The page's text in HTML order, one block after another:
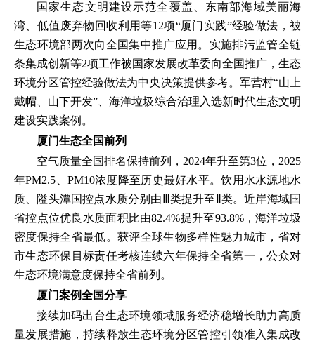
国家生态文明建设示范全覆盖、东南部海域美丽海
湾、低值废弃物回收利用等12项“厦门实践”经验做法，被
生态环境部两次向全国集中推广应用。实施排污监管全链
条集成创新等2项工作被国家发展改革委向全国推广，生态
环境分区管控经验做法为中央决策提供参考。军营村“山上
戴帽、山下开发”、海洋垃圾综合治理入选新时代生态文明
建设实践案例。
厦门生态全国前列
空气质量全国排名保持前列，2024年升至第3位，2025
年PM2.5、PM10浓度降至历史最好水平。饮用水水源地水
质、隘头潭国控点水质分别由Ⅲ类提升至Ⅱ类。近岸海域国
省控点位优良水质面积比由82.4%提升至93.8%，海洋垃圾
密度保持全省最低。获评全球生物多样性魅力城市，省对
市生态环保目标责任考核连续六年保持全省第一，公众对
生态环境满意度保持全省前列。
厦门案例全国分享
接续加码出台生态环境领域服务经济稳增长助力高质
量发展措施，持续释放生态环境分区管控引领准入集成改